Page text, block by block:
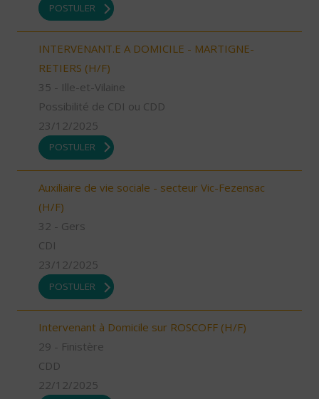
POSTULER
INTERVENANT.E A DOMICILE - MARTIGNE-
RETIERS (H/F)
35 - Ille-et-Vilaine
Possibilité de CDI ou CDD
23/12/2025
POSTULER
Auxiliaire de vie sociale - secteur Vic-Fezensac
(H/F)
32 - Gers
CDI
23/12/2025
POSTULER
Intervenant à Domicile sur ROSCOFF (H/F)
29 - Finistère
CDD
22/12/2025